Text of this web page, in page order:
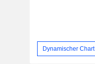
Dynamischer Chart